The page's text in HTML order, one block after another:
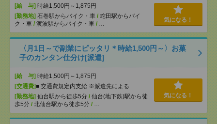
[給 与] 時給1,500円～1,875円
[勤務地] 石巻駅からバイク・車 / 蛇田駅からバイ
ク・車 / 渡波駅からバイク・車 / …
気になる！
〈月1日～で副業にピッタリ＊時給1,500円～〉お菓
子のカンタン仕分け[派遣]
[給 与] 時給1,500円～1,875円
[交通費]■ 交通費規定内支給 ※派遣先による
[勤務地] 仙台駅から徒歩5分 / 仙台(地下鉄)駅から徒
歩5分 / 北仙台駅から徒歩5分 / …
気になる！